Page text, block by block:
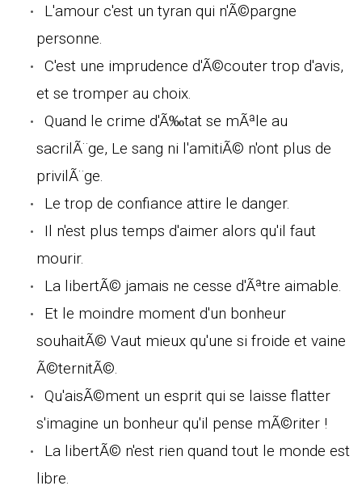
L'amour c'est un tyran qui n'Ã©pargne
personne.
C'est une imprudence d'Ã©couter trop d'avis,
et se tromper au choix.
Quand le crime d'Ã‰tat se mÃªle au
sacrilÃ¨ge, Le sang ni l'amitiÃ© n'ont plus de
privilÃ¨ge.
Le trop de confiance attire le danger.
Il n'est plus temps d'aimer alors qu'il faut
mourir.
La libertÃ© jamais ne cesse d'Ãªtre aimable.
Et le moindre moment d'un bonheur
souhaitÃ© Vaut mieux qu'une si froide et vaine
Ã©ternitÃ©.
Qu'aisÃ©ment un esprit qui se laisse flatter
s'imagine un bonheur qu'il pense mÃ©riter !
La libertÃ© n'est rien quand tout le monde est
libre.